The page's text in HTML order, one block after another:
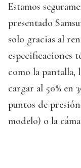
Estamos
presentado
solo gracias al
especificaciones
como la pantalla,
cargar al 50% en
puntos de
modelo) o la